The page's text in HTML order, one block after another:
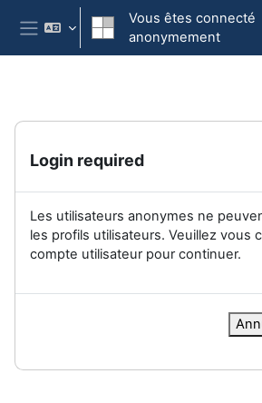
Passer au contenu principal
Panneau latéral
Vous êtes connecté
anonymement
Login required
Les utilisateurs anonymes ne
les profils utilisateurs. Veuillez vous
compte utilisateur pour continuer.